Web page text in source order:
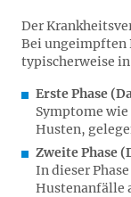
Der
Bei ungeimpften
typischerweise
Erste Phase
Symptome
Husten,
Zweite Phase
In dieser
Hustenanfälle